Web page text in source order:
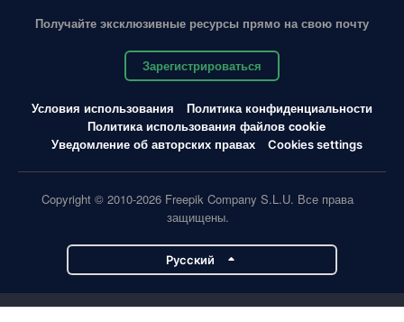
Получайте эксклюзивные ресурсы прямо на свою почту
Зарегистрироваться
Условия использования
Политика конфиденциальности
Политика использования файлов cookie
Уведомление об авторских правах
Cookies settings
Copyright © 2010-2026 Freepik Company S.L.U. Все права
защищены.
Pусский